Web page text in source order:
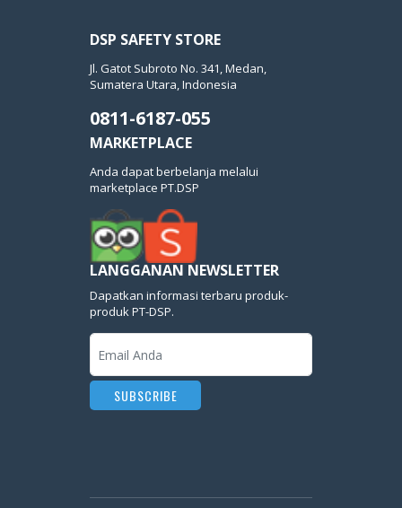
DSP SAFETY STORE
Jl. Gatot Subroto No. 341, Medan,
Sumatera Utara, Indonesia
0811-6187-055
MARKETPLACE
Anda dapat berbelanja melalui
marketplace PT.DSP
LANGGANAN NEWSLETTER
Dapatkan informasi terbaru produk-
produk PT-DSP.
SUBSCRIBE